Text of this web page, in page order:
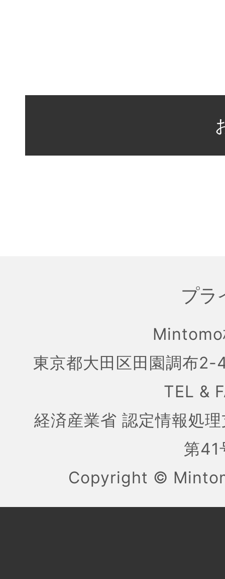
プラ
東京都大田区田園調布
TEL &
経済産業省 認定情報処
第
Copyright ©